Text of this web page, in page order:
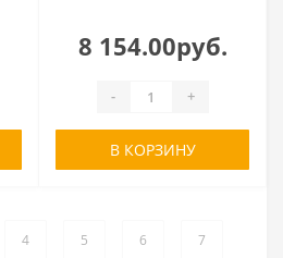
8 154.00руб.
- +
В КОРЗИНУ
4 5 6 7